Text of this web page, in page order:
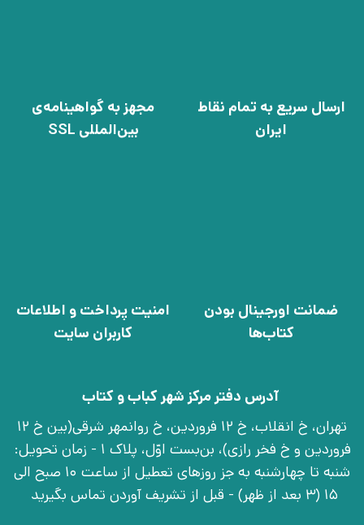
ارسال سریع به تمام نقاط
ایران
مجهز به گواهینامه‌ی
بین‌المللی SSL
ضمانت اورجینال بودن
کتاب‌ها
امنیت پرداخت و اطلاعات
کاربران سایت
آدرس دفتر مرکز شهر کباب و کتاب
تهران، خ انقلاب، خ 12 فروردین، خ روانمهر شرقی(بین خ 12
فروردین و خ فخر رازی)، بن‌بست اوّل، پلاک 1 - زمان تحویل:
شنبه تا چهارشنبه به جز روزهای تعطیل از ساعت 10 صبح الی
15 (3 بعد از ظهر) - قبل از تشریف آوردن تماس بگیرید